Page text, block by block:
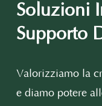
Soluzioni
Supporto
Valorizziamo la
e diamo potere